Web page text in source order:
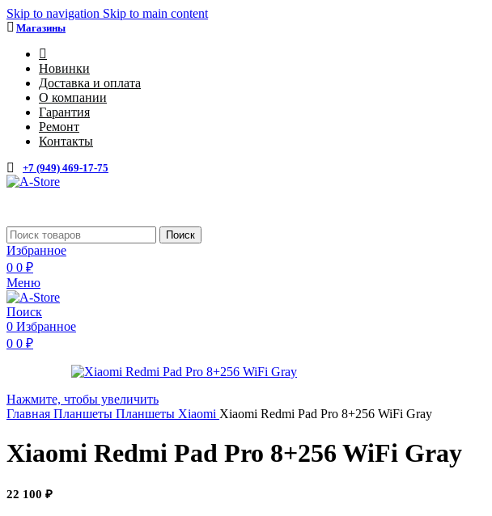
Skip to navigation Skip to main content
Магазины
Новинки
Доставка и оплата
О компании
Гарантия
Ремонт
Контакты
+7 (949) 469-17-75
Поиск
Избранное
0 0 ₽
Меню
Поиск
0 Избранное
0 0 ₽
Нажмите, чтобы увеличить
Главная Планшеты Планшеты Xiaomi Xiaomi Redmi Pad Pro 8+256 WiFi Gray
Xiaomi Redmi Pad Pro 8+256 WiFi Gray
22 100 ₽